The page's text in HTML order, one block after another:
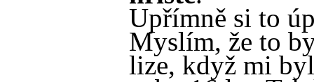
Upřímně si to
Myslím, že to
lize, když mi